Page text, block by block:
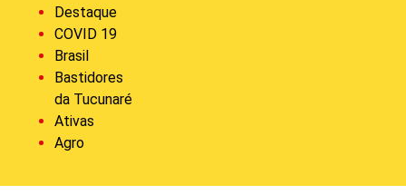
Destaque
COVID 19
Brasil
Bastidores
da Tucunaré
Ativas
Agro